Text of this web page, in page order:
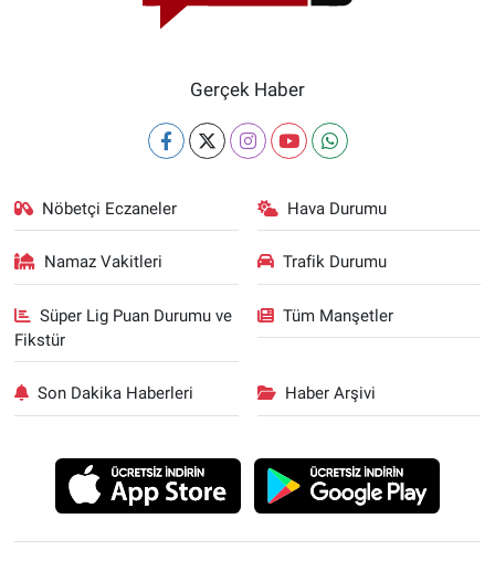
Gerçek Haber
Nöbetçi Eczaneler Hava Durumu
Namaz Vakitleri Trafik Durumu
Süper Lig Puan Durumu ve
Fikstür
Tüm Manşetler
Son Dakika Haberleri Haber Arşivi